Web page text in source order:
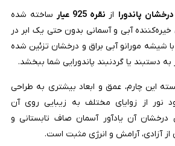
پاندورا از نقره 925 عیار
ساخته شده
آبی و آسمانی بدون حتی یک ابر در
با شیشه مورانو آبی براق و درخشان تزئین شده
دستبند یا گردنبند پاندورایی شما ببخشد.
این چارم، عمق و ابعاد بیشتری به طراحی
نور از زوایای مختلف به زیبایی روی آن
آن یادآور آسمان صاف تابستانی و
از آزادی، آرامش و انرژی مثبت است.